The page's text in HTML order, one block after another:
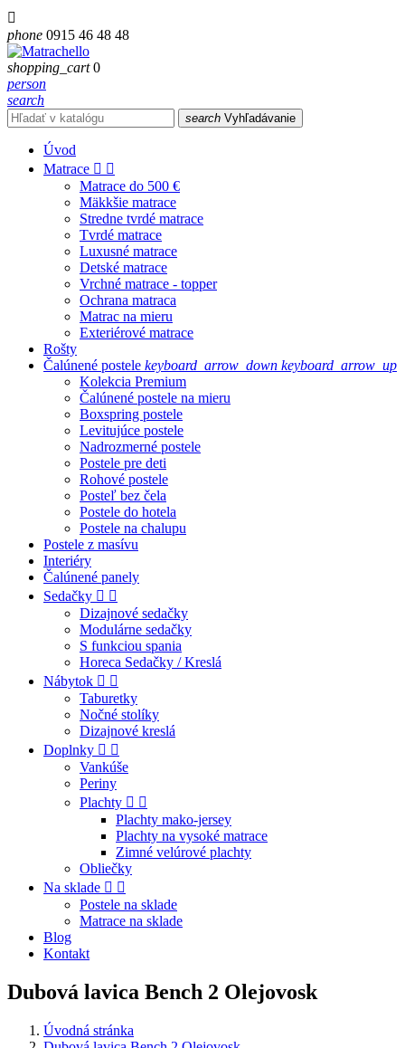

phone 0915 46 48 48
shopping_cart 0
person
search
search Vyhľadávanie
Úvod
Matrace  
Matrace do 500 €
Mäkkšie matrace
Stredne tvrdé matrace
Tvrdé matrace
Luxusné matrace
Detské matrace
Vrchné matrace - topper
Ochrana matraca
Matrac na mieru
Exteriérové matrace
Rošty
Čalúnené postele keyboard_arrow_down keyboard_arrow_up
Kolekcia Premium
Čalúnené postele na mieru
Boxspring postele
Levitujúce postele
Nadrozmerné postele
Postele pre deti
Rohové postele
Posteľ bez čela
Postele do hotela
Postele na chalupu
Postele z masívu
Interiéry
Čalúnené panely
Sedačky  
Dizajnové sedačky
Modulárne sedačky
S funkciou spania
Horeca Sedačky / Kreslá
Nábytok  
Taburetky
Nočné stolíky
Dizajnové kreslá
Doplnky  
Vankúše
Periny
Plachty  
Plachty mako-jersey
Plachty na vysoké matrace
Zimné velúrové plachty
Obliečky
Na sklade  
Postele na sklade
Matrace na sklade
Blog
Kontakt
Dubová lavica Bench 2 Olejovosk
Úvodná stránka